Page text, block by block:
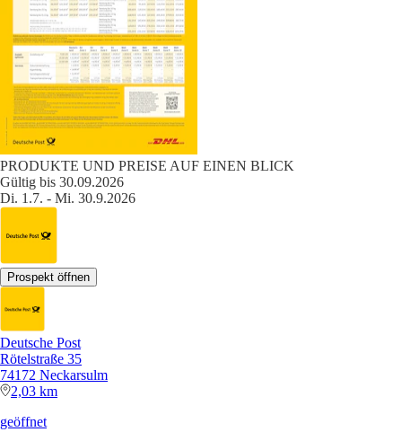
PRODUKTE UND PREISE AUF EINEN BLICK
Gültig bis 30.09.2026
Di. 1.7. - Mi. 30.9.2026
Prospekt öffnen
Deutsche Post
Rötelstraße 35
74172 Neckarsulm
2,03 km
geöffnet